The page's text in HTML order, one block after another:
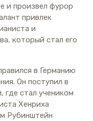
и произвел фурор
привлек
и
который стал его
в Германию
Он поступил в
стал учеником
Хенриха
Рубинштейн